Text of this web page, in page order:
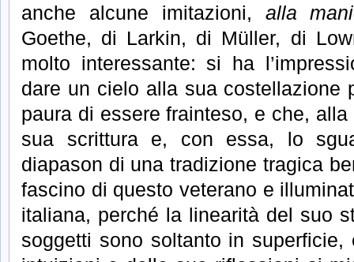
anche alcune imitazioni, alla
Goethe, di Larkin, di Müller, di
molto interessante: si ha
dare un cielo alla sua costellazione
paura di essere frainteso, e che,
sua scrittura e, con essa, lo
diapason di una tradizione tragica
fascino di questo veterano e
italiana, perché la linearità del suo
soggetti sono soltanto in superficie,